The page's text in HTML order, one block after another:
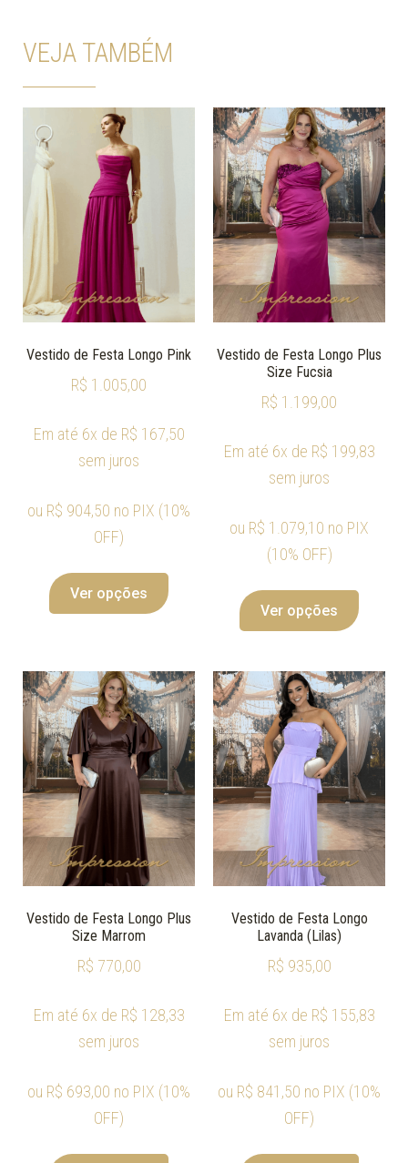
VEJA TAMBÉM
Vestido de Festa Longo Pink
R$ 1.005,00
Em até 6x de R$ 167,50
sem juros
ou R$ 904,50 no PIX (10%
OFF)
Ver opções
Vestido de Festa Longo Plus
Size Fucsia
R$ 1.199,00
Em até 6x de R$ 199,83
sem juros
ou R$ 1.079,10 no PIX
(10% OFF)
Ver opções
Vestido de Festa Longo Plus
Size Marrom
R$ 770,00
Em até 6x de R$ 128,33
sem juros
ou R$ 693,00 no PIX (10%
OFF)
Vestido de Festa Longo
Lavanda (Lilas)
R$ 935,00
Em até 6x de R$ 155,83
sem juros
ou R$ 841,50 no PIX (10%
OFF)